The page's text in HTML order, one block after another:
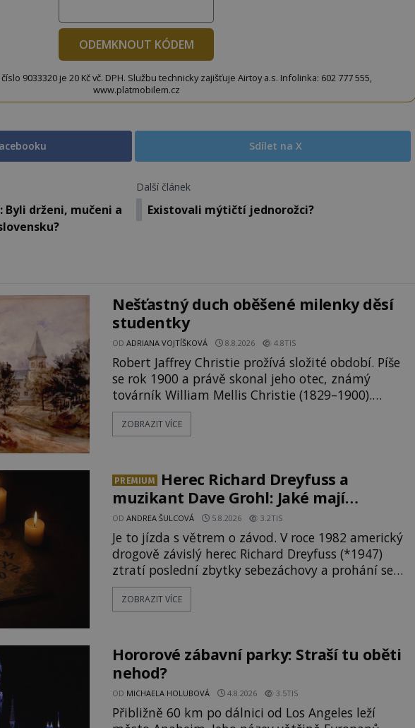
ODEMKNOUT KÓDEM
9033320 je 20 Kč vč. DPH. Službu technicky zajišťuje Airtoy a.s. Infolinka: 602 777 555,
www.platmobilem.cz
Sdílet na X
drženi, mučeni a
Další článek
Existovali mýtičtí jednorožci?
Nešťastný duch oběšené milenky děsí
studentky
ODADRIANA VOJTÍŠKOVÁ 8.8.2026 4.8TIS
Robert Jaffrey Christie prožívá složité období. Píše
se rok 1900 a právě skonal jeho otec, známý
továrník William Mellis Christie (1829–1900).
Smutná událost je ale doprovázena ohromným
dědictvím... Robertu připadne rodinné sídlo v
nenapadla. N
ZOBRAZIT VÍCE
PREMIUM
Herec Richard Dreyfuss a
muzikant Dave Grohl: Jaké mají
paranormální zážitky?
ODANDREA ŠULCOVÁ 5.8.2026 3.2TIS
Je to jízda s větrem o závod. V roce 1982 americký
drogově závislý herec Richard Dreyfuss (*1947)
ztratí poslední zbytky sebezáchovy a prohání se
po silnicích ve svém mercedesu jako utržený ze
řetězu. Vše vyvrcholí katastrofou, když to
Tímto momentem se slavnému
ZOBRAZIT VÍCE
Hororové zábavní parky: Straší tu oběti
nehod?
OD MICHAELA HOLUBOVÁ 4.8.2026 3.5TIS
Přibližně 60 km po dálnici od Los Angeles leží